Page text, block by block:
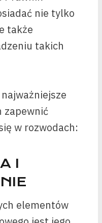
nie tylko
także
takich
zapewnić
w rozwodach:
I
elementów